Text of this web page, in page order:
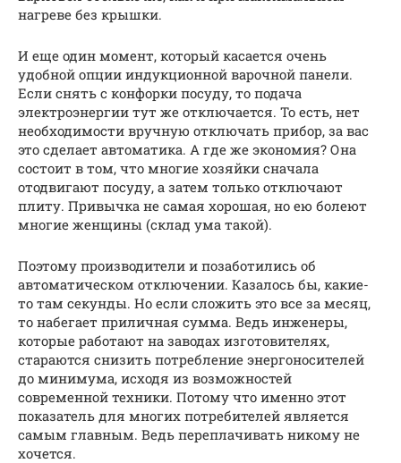
нагреве без крышки.
И еще один момент, который касается очень
удобной опции индукционной варочной панели.
Если снять с конфорки посуду, то подача
электроэнергии тут же отключается. То есть, нет
необходимости вручную отключать прибор, за вас
это сделает автоматика. А где же экономия? Она
состоит в том, что многие хозяйки сначала
отодвигают посуду, а затем только отключают
плиту. Привычка не самая хорошая, но ею болеют
многие женщины (склад ума такой).
Поэтому производители и позаботились об
автоматическом отключении. Казалось бы, какие-
то там секунды. Но если сложить это все за месяц,
то набегает приличная сумма. Ведь инженеры,
которые работают на заводах изготовителях,
стараются снизить потребление энергоносителей
до минимума, исходя из возможностей
современной техники. Потому что именно этот
показатель для многих потребителей является
самым главным. Ведь переплачивать никому не
хочется.